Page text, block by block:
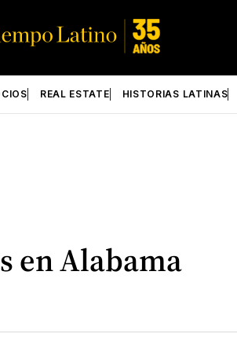
REAL ESTATE HISTORIAS LATINAS
en Alabama